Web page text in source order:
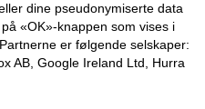
dine pseudonymiserte data
«OK»-knappen som vises i
er følgende selskaper:
AB, Google Ireland Ltd, Hurra